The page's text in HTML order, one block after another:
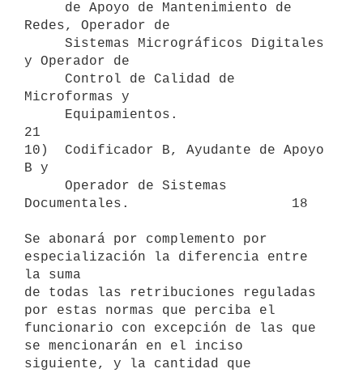
Redes, Operador de
y Operador de
Microformas y
21
10)  Codificador B, Ayudante de Apoyo
B y
Documentales.                    18
Se abonará por complemento por
especialización la diferencia entre
la suma
de todas las retribuciones reguladas
por estas normas que perciba el
funcionario con excepción de las que
se mencionarán en el inciso
siguiente, y la cantidad que